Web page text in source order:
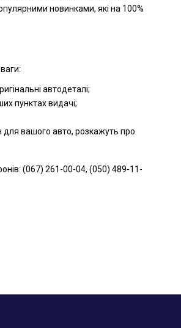
новинками, які на 100%
автодеталі;
пунктах видачі;
для вашого авто, розкажуть про
(067) 261-00-04, (050) 489-11-